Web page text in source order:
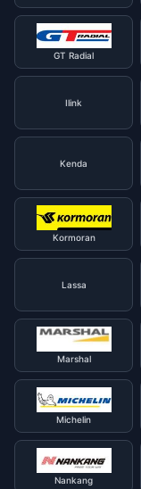
GT Radial
Ilink
Kenda
Kormoran
Lassa
Marshal
Michelin
Nankang